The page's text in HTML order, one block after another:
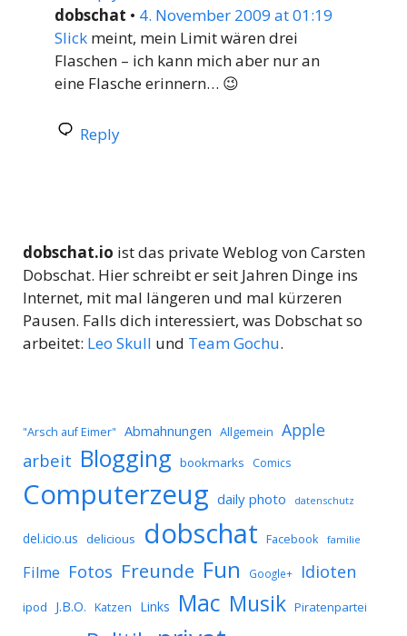
dobschat • 4. November 2009 at 01:19
Slick meint, mein Limit wären drei
Flaschen – ich kann mich aber nur an
eine Flasche erinnern… 😉
Reply
dobschat.io ist das private Weblog von Carsten
Dobschat. Hier schreibt er seit Jahren Dinge ins
Internet, mit mal längeren und mal kürzeren
Pausen. Falls dich interessiert, was Dobschat so
arbeitet: Leo Skull und Team Gochu.
"Arsch auf Eimer" Abmahnungen Allgemein Apple
arbeit Blogging bookmarks Comics
Computerzeug daily photo datenschutz
del.icio.us delicious dobschat Facebook familie
Filme Fotos Freunde Fun Google+ Idioten
ipod J.B.O. Katzen Links Mac Musik Piratenpartei